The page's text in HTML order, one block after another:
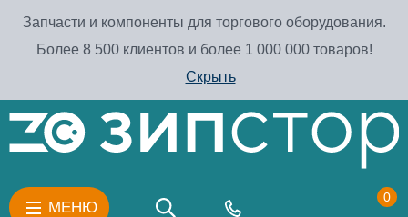
Запчасти и компоненты для торгового оборудования.
Более 8 500 клиентов и более 1 000 000 товаров!
Скрыть
МЕНЮ
0